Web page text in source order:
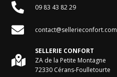
 09 83 43 82 29
 contact@sellerieconfort.com

SELLERIE CONFORT
ZA de la Petite Montagne
72330 Cérans-Foulletourte